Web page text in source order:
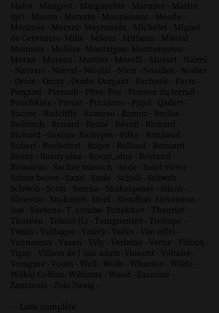
Malot - Mangeot - Margueritte - Marmier - Martin
(qc) - Mason - Maturin - Maupassant - Meade -
Mérimée - Mervez- Meyronein - Michelet - Miguel
de Cervantes- Mille - Milosz - Mirbeau - Mistral -
Moinaux - Molière- Montaigne- Montesquieu-
Moran - Moreau - Mortier - Moselli - Musset - Naïmi
- Navarre - Nerval - Nicolaï - Nion - Noailles - Nodier
- Orain - Orczy - Ouida- Ourgant - Pacherie - Pavie -
Pergaud - Perrault - Pitre- Poe - Ponson du terrail -
Pouchkine - Proust - Pucciano - Pujol - Qaderi -
Racine - Radcliffe - Rameau - Ramuz - Reclus -
Reibrach - Renard - Reuzé - Révoil - Richard -
Richard - Gaston- Richepin - Rilke - Rimbaud -
Robert - Rochefort - Roger - Rolland - Ronsard -
Rosny - Rosny aîné - Rosny_aîné - Rostand -
Rousseau - Sacher masoch - Sade - Saint victor -
Sainte beuve - Sand - Sazie - Scholl - Schwab -
Schwob - Scott - Serena - Shakespeare - Silion -
Silvestre - Snakebzh- Steel - Stendhal- Stevenson -
Sue - Suétone- T. combe- Tchekhov - Theuriet -
Thoreau - Tolstoï (L) - Tourgueniev - Trollope -
Twain - Valdagne - Valéry - Vallès - Van offel -
Vannereux - Vasari - Vély - Verlaine - Verne - Vidocq -
Vigny - Villiers de l´isle adam- Vincent - Voltaire-
Voragine - Vouin - Weil - Wells - Wharton - Wilde -
Wilkie Collins- Williams - Wood - Zaccone -
Zamacoïs - Zola Zweig -
--- Liste complète